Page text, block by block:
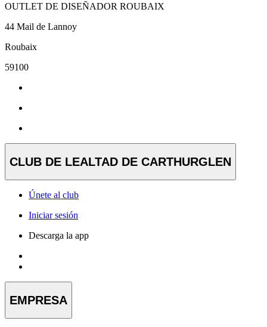
OUTLET DE DISEÑADOR ROUBAIX
44 Mail de Lannoy
Roubaix
59100
CLUB DE LEALTAD DE CARTHURGLEN
Únete al club
Iniciar sesión
Descarga la app
EMPRESA